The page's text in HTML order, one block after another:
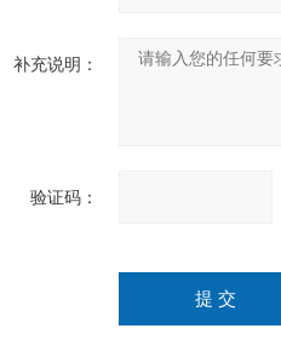
补充说明：
验证码：